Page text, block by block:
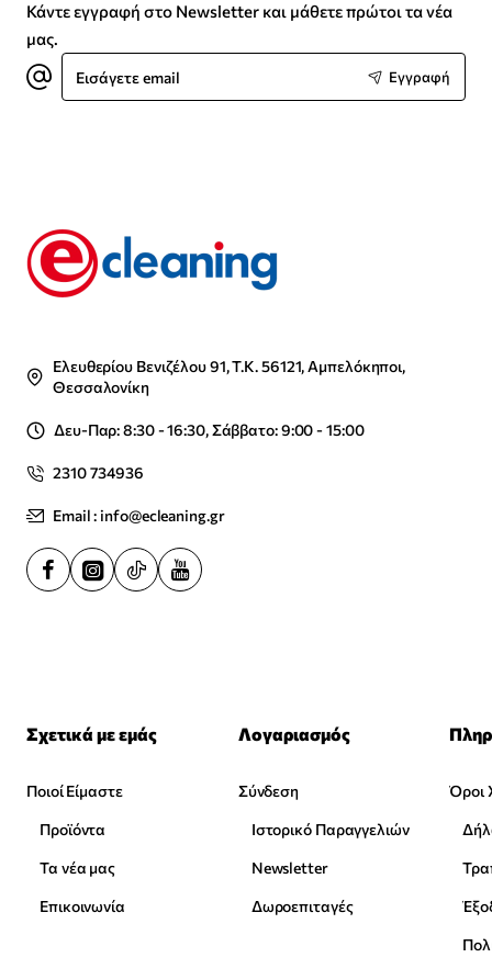
Κάντε εγγραφή στο Newsletter και μάθετε πρώτοι τα νέα
μας.
Εισάγετε
email
Εγγραφή
Ελευθερίου Βενιζέλου 91, Τ.Κ. 56121, Αμπελόκηποι,
Θεσσαλονίκη
Δευ-Παρ: 8:30 - 16:30, Σάββατο: 9:00 - 15:00
2310 734936
Email : info@ecleaning.gr
Σχετικά με εμάς
Ποιοί Είμαστε
Προϊόντα
Τα νέα μας
Επικοινωνία
Λογαριασμός
Σύνδεση
Ιστορικό Παραγγελιών
Newsletter
Δωροεπιταγές
Όροι